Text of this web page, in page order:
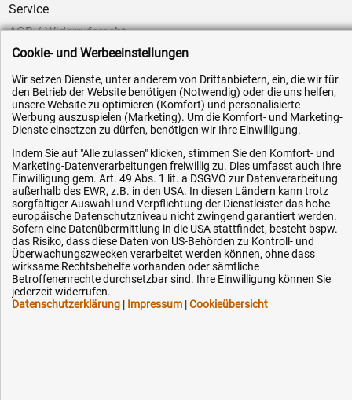
Service
AGB / Widerrufsrecht
Datenschutz
Impressum
Karriere
OEM-Ersatzteile
Technik-Hilfe
Downloads
Kontakt
Ihre Hytec-Hydraulik Vorteile
Schneller Versand, meist am selben Tag
Versandkostenfrei ab 150 EUR (innerhalb DE)
Lieferung auf Rechnung (abhängig vom Wert)
Cookie- und Werbeeinstellungen
Wir setzen Dienste, unter anderem von Drittanbietern, ein, die wir für
den Betrieb der Website benötigen (Notwendig) oder die uns helfen,
unsere Website zu optimieren (Komfort) und personalisierte
Werbung auszuspielen (Marketing). Um die Komfort- und Marketing-
Dienste einsetzen zu dürfen, benötigen wir Ihre Einwilligung.
Indem Sie auf "Alle zulassen" klicken, stimmen Sie den Komfort- und
Marketing-Datenverarbeitungen freiwillig zu. Dies umfasst auch Ihre
Einwilligung gem. Art. 49 Abs. 1 lit. a DSGVO zur Datenverarbeitung
außerhalb des EWR, z.B. in den USA. In diesen Ländern kann trotz
sorgfältiger Auswahl und Verpflichtung der Dienstleister das hohe
europäische Datenschutzniveau nicht zwingend garantiert werden.
Sofern eine Datenübermittlung in die USA stattfindet, besteht bspw.
das Risiko, dass diese Daten von US-Behörden zu Kontroll- und
Überwachungszwecken verarbeitet werden können, ohne dass
wirksame Rechtsbehelfe vorhanden oder sämtliche
Betroffenenrechte durchsetzbar sind. Ihre Einwilligung können Sie
jederzeit widerrufen.
Datenschutzerklärung | Impressum |Cookieübersicht